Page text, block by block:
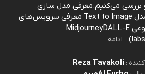
بررسی می‌کنیم.معرفی مدل سازی
تصویری هوش مصنوعیمدل Text to Image معرفی سرویس‌های
تصویر سازی هوش مصنوعی MidjourneyDALL-E
ادامه...
:
Reza Tavakoli